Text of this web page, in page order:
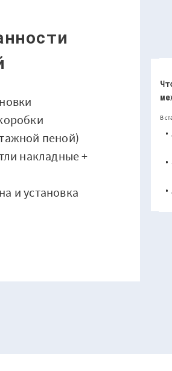
пеной)
накладные +
и установка
В